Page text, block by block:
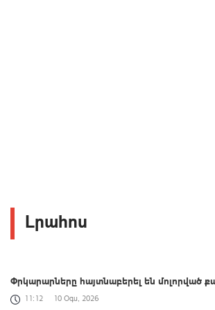
Լրահոս
Փրկարարները հայտնաբերել են մոլորված
11:12 10 Օգս, 2026